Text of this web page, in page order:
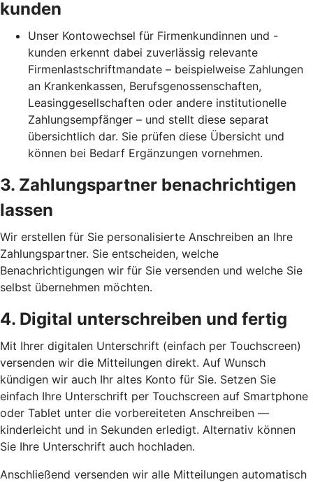
kunden
Unser Kontowechsel für Firmenkundinnen und -
kunden erkennt dabei zuverlässig relevante
Firmenlastschriftmandate – beispielweise Zahlungen
an Krankenkassen, Berufsgenossenschaften,
Leasinggesellschaften oder andere institutionelle
Zahlungsempfänger – und stellt diese separat
übersichtlich dar. Sie prüfen diese Übersicht und
können bei Bedarf Ergänzungen vornehmen.
3. Zahlungspartner benachrichtigen
lassen
Wir erstellen für Sie personalisierte Anschreiben an Ihre
Zahlungspartner. Sie entscheiden, welche
Benachrichtigungen wir für Sie versenden und welche Sie
selbst übernehmen möchten.
4. Digital unterschreiben und fertig
Mit Ihrer digitalen Unterschrift (einfach per Touchscreen)
versenden wir die Mitteilungen direkt. Auf Wunsch
kündigen wir auch Ihr altes Konto für Sie. Setzen Sie
einfach Ihre Unterschrift per Touchscreen auf Smartphone
oder Tablet unter die vorbereiteten Anschreiben —
kinderleicht und in Sekunden erledigt. Alternativ können
Sie Ihre Unterschrift auch hochladen.
Anschließend versenden wir alle Mitteilungen automatisch